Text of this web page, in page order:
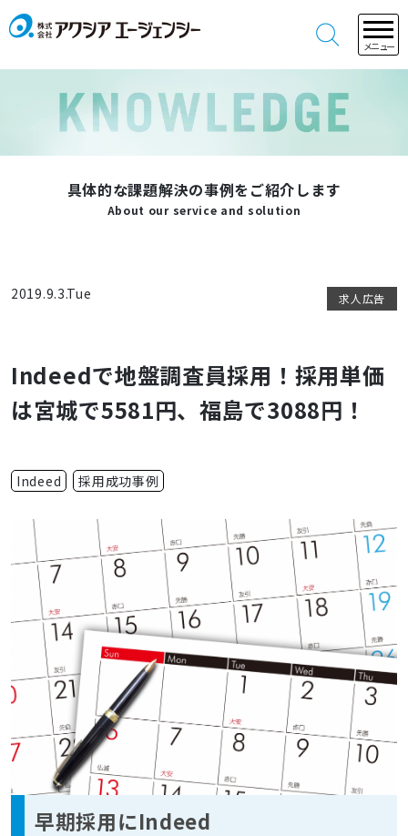
メニュー
具体的な課題解決の事例をご紹介します
About our service and solution
2019.9.3.Tue 求人広告
Indeedで地盤調査員採用！採用単価
は宮城で5581円、福島で3088円！
Indeed 採用成功事例
早期採用にIndeed